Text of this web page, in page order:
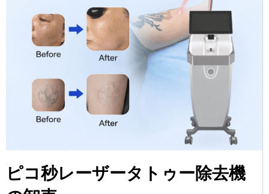
ピコ秒レーザータトゥー除去機